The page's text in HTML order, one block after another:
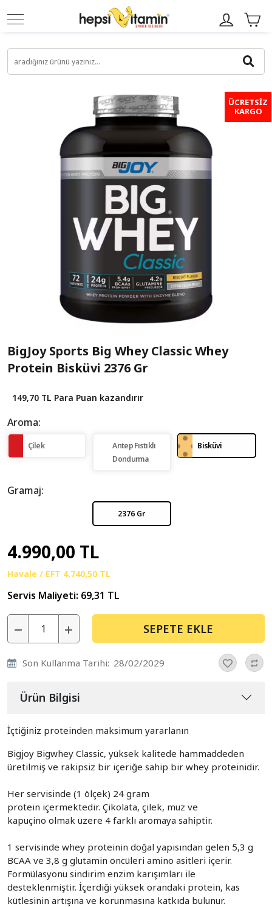
ÜCRETSİZ
KARGO
BigJoy Sports Big Whey Classic Whey
Protein Bisküvi 2376 Gr
149,70 TL Para Puan kazandırır
Aroma:
Çilek
Antep Fıstıklı
Dondurma
Bisküvi
Gramaj:
2376 Gr
4.990,00 TL
Havale / EFT 4.740,50 TL
Servis Maliyeti: 69,31 TL
SEPETE EKLE
Son Kullanma Tarihi: 28/02/2029
Ürün Bilgisi
İçtiğiniz proteinden maksimum yararlanın
Bigjoy Bigwhey Classic, yüksek kalitede hammaddeden
üretilmiş ve rakipsiz bir içeriğe sahip bir whey proteinidir.
Her servisinde (1 ölçek) 24 gram
protein içermektedir. Çikolata, çilek, muz ve
kapuçino olmak üzere 4 farklı aromaya sahiptir.
1 servisinde whey proteinin doğal yapısından gelen 5,3 g
BCAA ve 3,8 g glutamin öncüleri amino asitleri içerir.
Formülasyonu sindirim enzim karışımları ile
desteklenmiştir. İçerdiği yüksek orandaki protein, kas
kütlesinin artışına ve korunmasına katkıda bulunur.